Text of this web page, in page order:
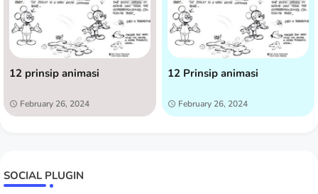
12 prinsip animasi
February 26, 2024
12 Prinsip animasi
February 26, 2024
SOCIAL PLUGIN